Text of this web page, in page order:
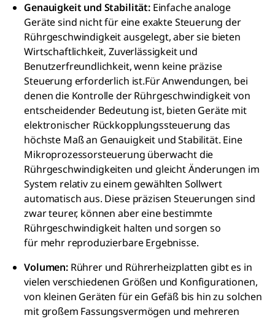
Genauigkeit und Stabilität:Einfache analoge
Geräte sind nicht für eine exakte Steuerung der
Rührgeschwindigkeit ausgelegt, aber sie bieten
Wirtschaftlichkeit, Zuverlässigkeit und
Benutzerfreundlichkeit, wenn keine präzise
Steuerung erforderlich ist.Für Anwendungen, bei
denen die Kontrolle der Rührgeschwindigkeit von
entscheidender Bedeutung ist, bieten Geräte mit
elektronischer Rückkopplungssteuerung das
höchste Maß an Genauigkeit und Stabilität. Eine
Mikroprozessorsteuerung überwacht die
Rührgeschwindigkeiten und gleicht Änderungen im
System relativ zu einem gewählten Sollwert
automatisch aus. Diese präzisen Steuerungen sind
zwar teurer, können aber eine bestimmte
Rührgeschwindigkeit halten und sorgen so
für mehr reproduzierbare Ergebnisse.
Volumen:Rührer und Rührerheizplatten gibt es in
vielen verschiedenen Größen und Konfigurationen,
von kleinen Geräten für ein Gefäß bis hin zu solchen
mit großem Fassungsvermögen und mehreren